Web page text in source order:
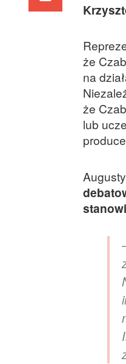
że
na
że
lub